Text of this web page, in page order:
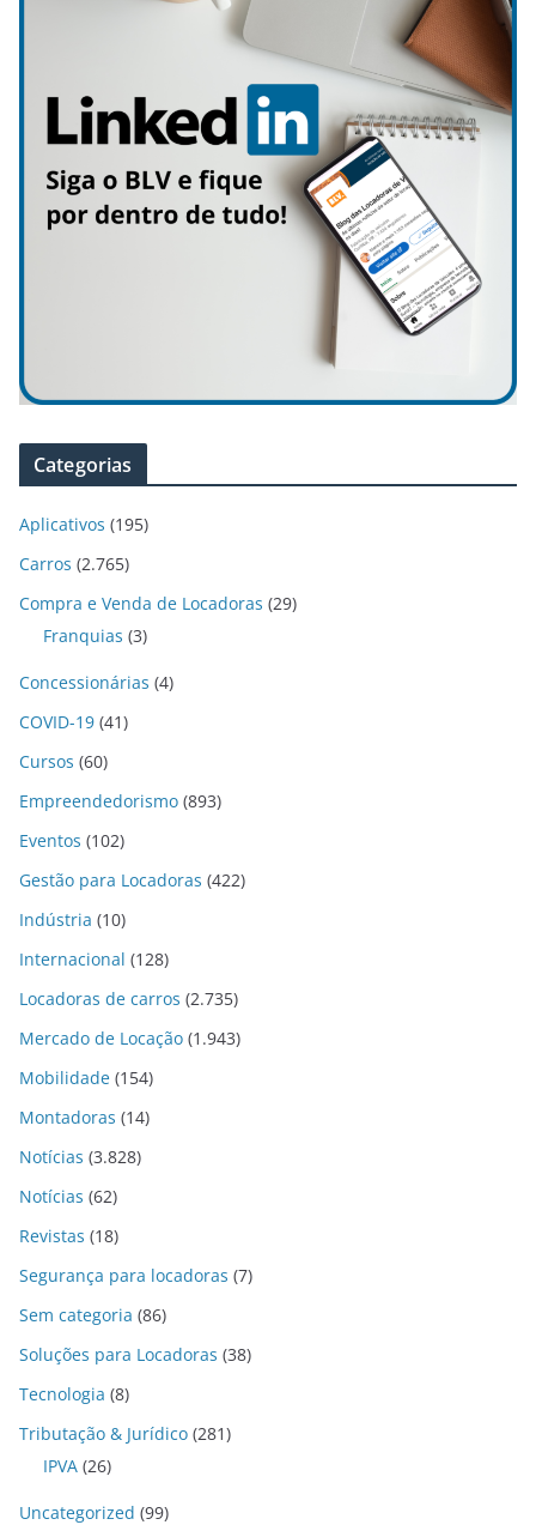
Categorias
Aplicativos (195)
Carros (2.765)
Compra e Venda de Locadoras (29)
Franquias (3)
Concessionárias (4)
COVID-19 (41)
Cursos (60)
Empreendedorismo (893)
Eventos (102)
Gestão para Locadoras (422)
Indústria (10)
Internacional (128)
Locadoras de carros (2.735)
Mercado de Locação (1.943)
Mobilidade (154)
Montadoras (14)
Notícias (3.828)
Notícias (62)
Revistas (18)
Segurança para locadoras (7)
Sem categoria (86)
Soluções para Locadoras (38)
Tecnologia (8)
Tributação & Jurídico (281)
IPVA (26)
Uncategorized (99)